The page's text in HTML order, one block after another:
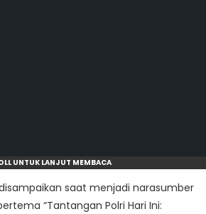
UNTUK LANJUT MEMBACA
saat menjadi narasumber
“Tantangan Polri Hari Ini: